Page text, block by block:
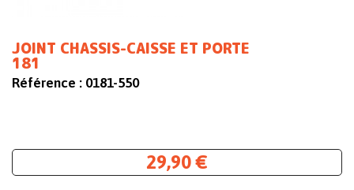
JOINT CHASSIS-CAISSE ET PORTE
181
Référence : 0181-550
29,90 €